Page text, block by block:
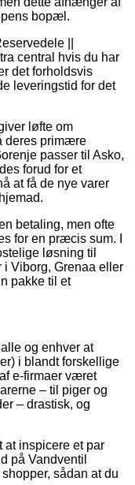
bopæl.
||
central hvis du har
det forholdsvis
leveringstid for det
løfte om
deres primære
passer til Asko,
forud for et
at få de nye varer
betaling, men ofte
for en præcis sum. I
løsning til
i Viborg, Grenaa eller
pakke til et
og enhver at
i blandt forskellige
e-firmaer været
– til piger og
– drastisk, og
at inspicere et par
på Vandventil
sådan at du